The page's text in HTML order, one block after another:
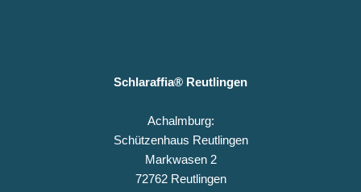
Schlaraffia® Reutlingen
Achalmburg:
Schützenhaus Reutlingen
Markwasen 2
72762 Reutlingen